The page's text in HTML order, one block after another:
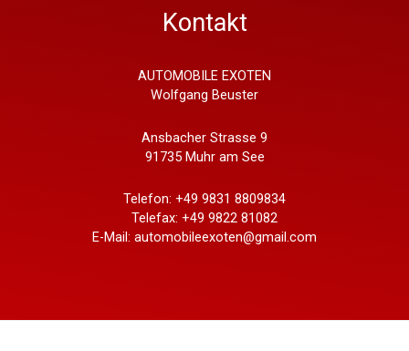
Kontakt
AUTOMOBILE EXOTEN
Wolfgang Beuster
Ansbacher Strasse 9
91735 Muhr am See
Telefon: +49 9831 8809834
Telefax: +49 9822 81082
E-Mail: automobileexoten@gmail.com